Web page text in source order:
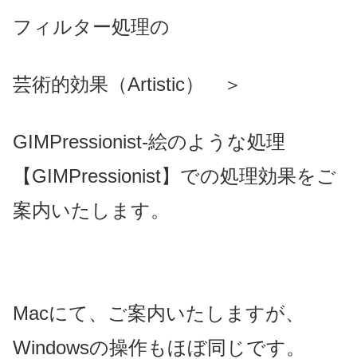
フィルター処理の
芸術的効果（Artistic） ＞
GIMPressionist-絵のような処理
【GIMPressionist】での処理効果をご
案内いたします。
Macにて、ご案内いたしますが、
Windowsの操作もほぼ同じです。